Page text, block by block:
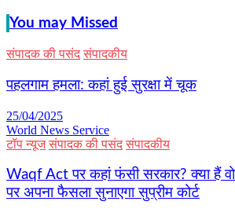
You may Missed
संपादक की पसंद संपादकीय
पहलगाम हमला: कहां हुई सुरक्षा में चूक
25/04/2025
World News Service
टॉप न्यूज संपादक की पसंद संपादकीय
Waqf Act पर कहां फंसी सरकार? क्या हैं
पर अपना फैसला सुनाएगा सुप्रीम कोर्ट